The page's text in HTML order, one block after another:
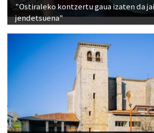
"Ostiraleko kontzertu gaua izaten da
jendetsuena"